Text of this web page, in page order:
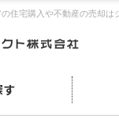
住宅購入や不動産の売却は
す